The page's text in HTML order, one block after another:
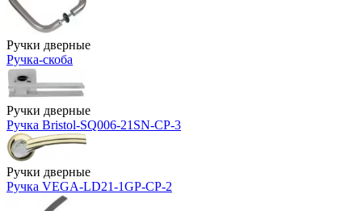
Ручки дверные
Ручка-скоба
Ручки дверные
Ручка Bristol-SQ006-21SN-CP-3
Ручки дверные
Ручка VEGA-LD21-1GP-CP-2